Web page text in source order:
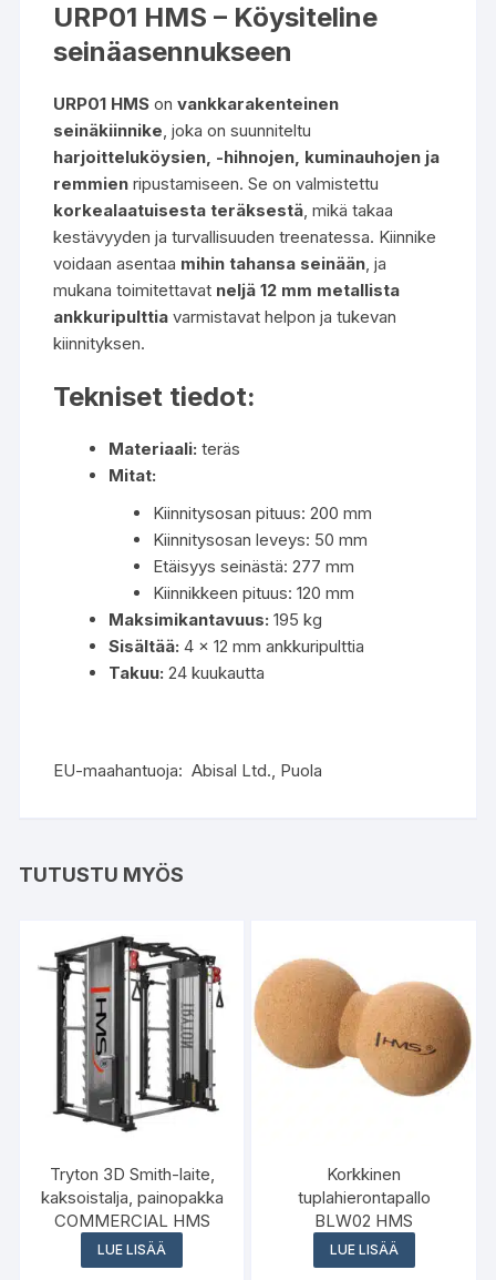
URP01 HMS – Köysiteline
seinäasennukseen
URP01 HMS onvankkarakenteinen
seinäkiinnike, joka on suunniteltu
harjoitteluköysien, -hihnojen, kuminauhojen ja
remmien ripustamiseen. Se on valmistettu
korkealaatuisesta teräksestä, mikä takaa
kestävyyden ja turvallisuuden treenatessa. Kiinnike
voidaan asentaa mihin tahansa seinään, ja
mukana toimitettavat neljä 12 mm metallista
ankkuripulttia varmistavat helpon ja tukevan
kiinnityksen.
Tekniset tiedot:
Materiaali: teräs
Mitat:
Kiinnitysosan pituus: 200 mm
Kiinnitysosan leveys: 50 mm
Etäisyys seinästä: 277 mm
Kiinnikkeen pituus: 120 mm
Maksimikantavuus: 195 kg
Sisältää: 4 x 12 mm ankkuripulttia
Takuu: 24 kuukautta
EU-maahantuoja: Abisal Ltd., Puola
TUTUSTU MYÖS
Tryton 3D Smith-laite,
kaksoistalja, painopakka
COMMERCIAL HMS
LUE LISÄÄ
Korkkinen
tuplahierontapallo
BLW02 HMS
LUE LISÄÄ